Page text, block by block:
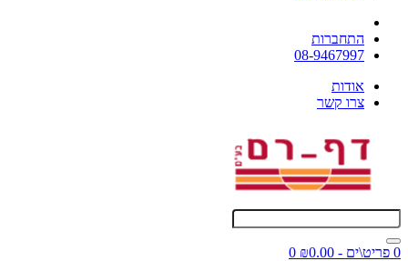
התחברות
08-9467997
אודות
צרו קשר
0 פריט\ים - ₪0.00
0